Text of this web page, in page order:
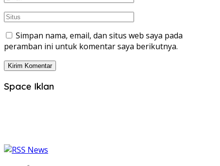
Simpan nama, email, dan situs web saya pada
peramban ini untuk komentar saya berikutnya.
Space Iklan